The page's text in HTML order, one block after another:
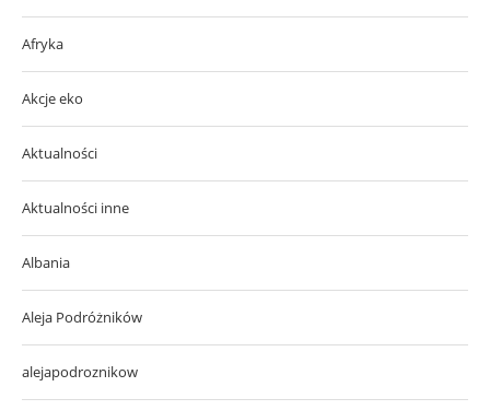
Afryka
Akcje eko
Aktualności
Aktualności inne
Albania
Aleja Podróżników
alejapodroznikow